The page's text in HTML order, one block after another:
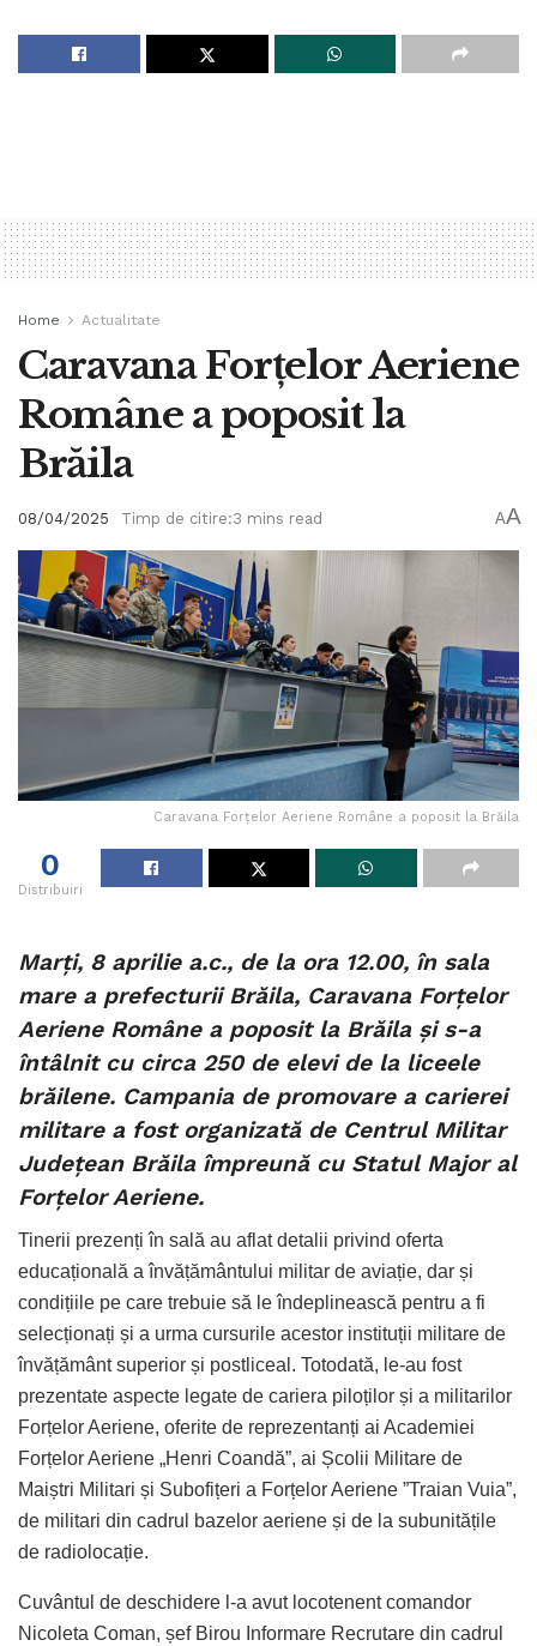
Home Actualitate
Caravana Forțelor Aeriene
Române a poposit la
Brăila
08/04/2025 Timp de citire:3 mins read AA
Caravana Forțelor Aeriene Române a poposit la Brăila
0
Distribuiri
Marți, 8 aprilie a.c., de la ora 12.00, în sala
mare a prefecturii Brăila, Caravana Forțelor
Aeriene Române a poposit la Brăila și s-a
întâlnit cu circa 250 de elevi de la liceele
brăilene. Campania de promovare a carierei
militare a fost organizată de Centrul Militar
Județean Brăila împreună cu Statul Major al
Forțelor Aeriene.
Tinerii prezenți în sală au aflat detalii privind oferta
educațională a învățământului militar de aviație, dar și
condițiile pe care trebuie să le îndeplinească pentru a fi
selecționați și a urma cursurile acestor instituții militare de
învățământ superior și postliceal. Totodată, le-au fost
prezentate aspecte legate de cariera piloților și a militarilor
Forțelor Aeriene, oferite de reprezentanți ai Academiei
Forțelor Aeriene „Henri Coandă”, ai Școlii Militare de
Maiștri Militari și Subofițeri a Forțelor Aeriene ”Traian Vuia”,
de militari din cadrul bazelor aeriene și de la subunitățile
de radiolocație.
Cuvântul de deschidere l-a avut locotenent comandor
Nicoleta Coman, șef Birou Informare Recrutare din cadrul